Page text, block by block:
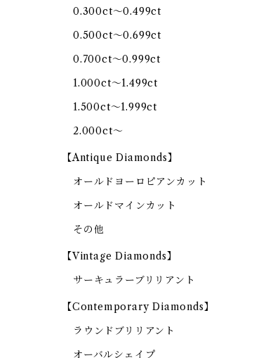
0.300ct～0.499ct
0.500ct～0.699ct
0.700ct～0.999ct
1.000ct～1.499ct
1.500ct～1.999ct
2.000ct～
【Antique Diamonds】
オールドヨーロピアンカット
オールドマインカット
その他
【Vintage Diamonds】
サーキュラーブリリアント
【Contemporary Diamonds】
ラウンドブリリアント
オーバルシェイプ